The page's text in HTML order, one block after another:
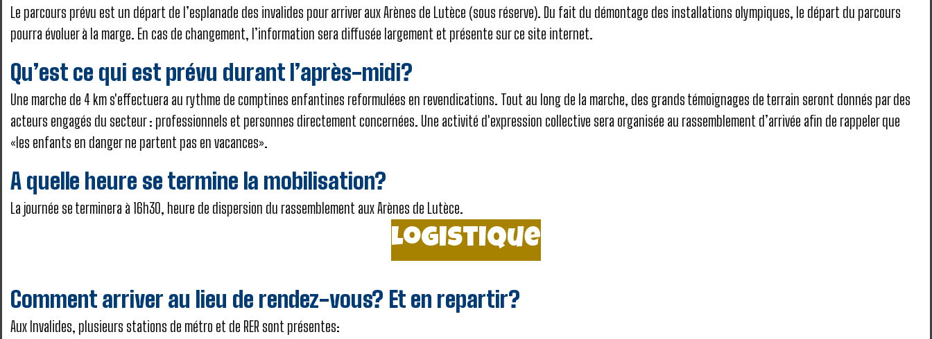
Le parcours prévu est un départ de l’esplanade des invalides pour arriver aux Arènes de Lutèce (sous réserve). Du fait du démontage des installations olympiques, le départ du parcours
pourra évoluer à la marge. En cas de changement, l’information sera diffusée largement et présente sur ce site internet.
Qu’est ce qui est prévu durant l’après-midi?
Une marche de 4 km s'effectuera au rythme de comptines enfantines reformulées en revendications. Tout au long de la marche, des grands témoignages de terrain seront donnés par des
acteurs engagés du secteur : professionnels et personnes directement concernées. Une activité d'expression collective sera organisée au rassemblement d’arrivée afin de rappeler que
«les enfants en danger ne partent pas en vacances».
A quelle heure se termine la mobilisation?
La journée se terminera à 16h30, heure de dispersion du rassemblement aux Arènes de Lutèce.
Logistique
Comment arriver au lieu de rendez-vous? Et en repartir?
Aux Invalides, plusieurs stations de métro et de RER sont présentes: